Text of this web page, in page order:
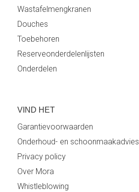
Wastafelmengkranen
Douches
Toebehoren
Reserveonderdelenlijsten
Onderdelen
VIND HET
Garantievoorwaarden
Onderhoud- en schoonmaakadvies
Privacy policy
Over Mora
Whistleblowing